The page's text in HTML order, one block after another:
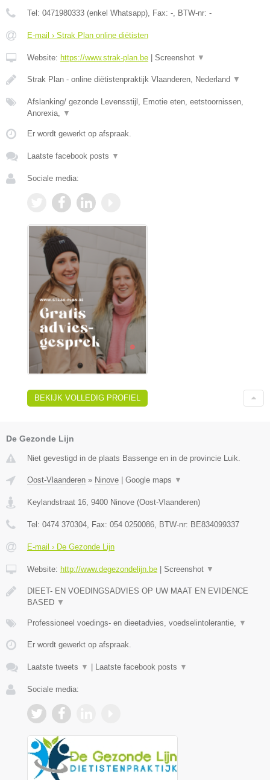
Tel: 0471980333 (enkel Whatsapp), Fax: -, BTW-nr: -
E-mail › Strak Plan online diëtisten
Website: https://www.strak-plan.be Screenshot ▼
Strak Plan - online diëtistenpraktijk Vlaanderen, Nederland ▼
Afslanking/ gezonde Levensstijl, Emotie eten, eetstoornissen,
Anorexia, ▼
Er wordt gewerkt op afspraak.
Laatste facebook posts ▼
Sociale media:
BEKIJK VOLLEDIG PROFIEL
De Gezonde Lijn
Niet gevestigd in de plaats Bassenge en in de provincie Luik.
Oost-Vlaanderen » Ninove | Google maps ▼
Keylandstraat 16 9400 Ninove (Oost-Vlaanderen)
Tel: 0474 370304 , Fax: 054 0250086 , BTW-nr: BE834099337
E-mail › De Gezonde Lijn
Website: http://www.degezondelijn.be | Screenshot ▼
DIEET- EN VOEDINGSADVIES OP UW MAAT EN EVIDENCE
BASED ▼
Professioneel voedings- en dieetadvies, voedselintolerantie, ▼
Er wordt gewerkt op afspraak.
Laatste tweets ▼ | Laatste facebook posts ▼
Sociale media: